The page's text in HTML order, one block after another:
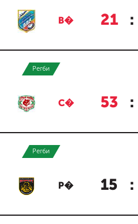
В� 21 :
Регби
С� 53 :
Регби
Р� 15 :